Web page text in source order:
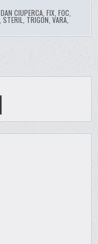
,DAN CIUPERCA ,FIX ,FOC
,STERIL TRIGON ,VARA